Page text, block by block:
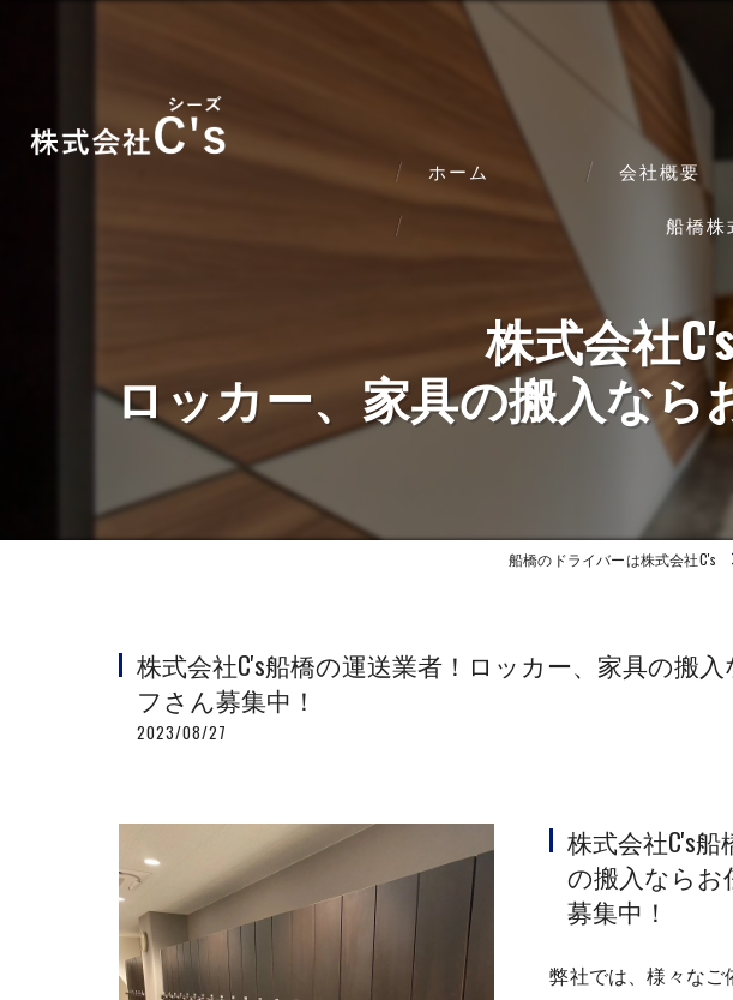
ホーム 会社概要
事業案内
船橋株
株式会社
ロッカー、家具の搬入な
船橋のドライバーは株式会社C's
株式会社C's船橋の運送業者！ロッカー、家具の搬
フさん募集中！
2023/08/27
株式会社C's
の搬入なら
募集中！
弊社では、様々なご